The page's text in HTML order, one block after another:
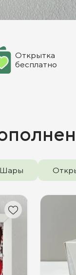
Открытка
бесплатно
Шары